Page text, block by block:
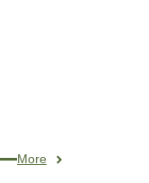
More